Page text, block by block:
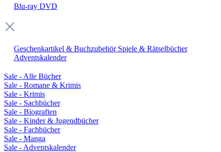
Blu-ray DVD
Geschenkartikel & Buchzubehör Spiele & Rätselbücher
Adventskalender
Sale - Alle Bücher
Sale - Romane & Krimis
Sale - Krimis
Sale - Sachbücher
Sale - Biografien
Sale - Kinder & Jugendbücher
Sale - Fachbücher
Sale - Manga
Sale - Adventskalender